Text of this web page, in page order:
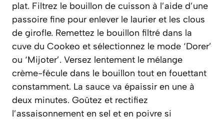
plat. Filtrez le bouillon de cuisson à l’aide d’une
passoire fine pour enlever le laurier et les clous
de girofle. Remettez le bouillon filtré dans la
cuve du Cookeo et sélectionnez le mode ‘Dorer’
ou ‘Mijoter’. Versez lentement le mélange
crème-fécule dans le bouillon tout en fouettant
constamment. La sauce va épaissir en une à
deux minutes. Goûtez et rectifiez
l’assaisonnement en sel et en poivre si